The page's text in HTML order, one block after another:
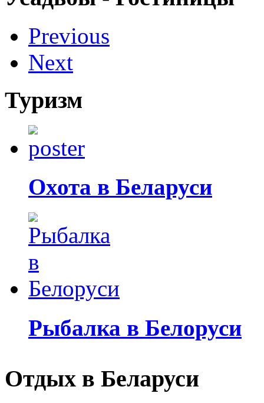
Previous
Next
Туризм
Охота в Беларуси
Рыбалка в Белоруси
Отдых в Беларуси